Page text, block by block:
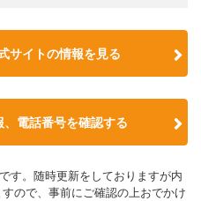
サイトの情報を見る
電話番号を確認する
す。随時更新をしておりますが内
ので、事前にご確認の上おでかけ